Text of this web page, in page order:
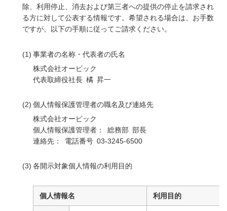
除、利用停止、消去および第三者への提供の停止を請求され
る方に対して公表する情報です。希望される場合は、お手数
ですが、以下の手順に従ってご請求ください。
(1) 事業者の名称・代表者の氏名
株式会社オービック
代表取締役社長 橘 昇一
(2) 個人情報保護管理者の職名及び連絡先
株式会社オービック
個人情報保護管理者： 総務部 部長
連絡先： 電話番号 03-3245-6500
(3) 各開示対象個人情報の利用目的
個人情報名 利用目的